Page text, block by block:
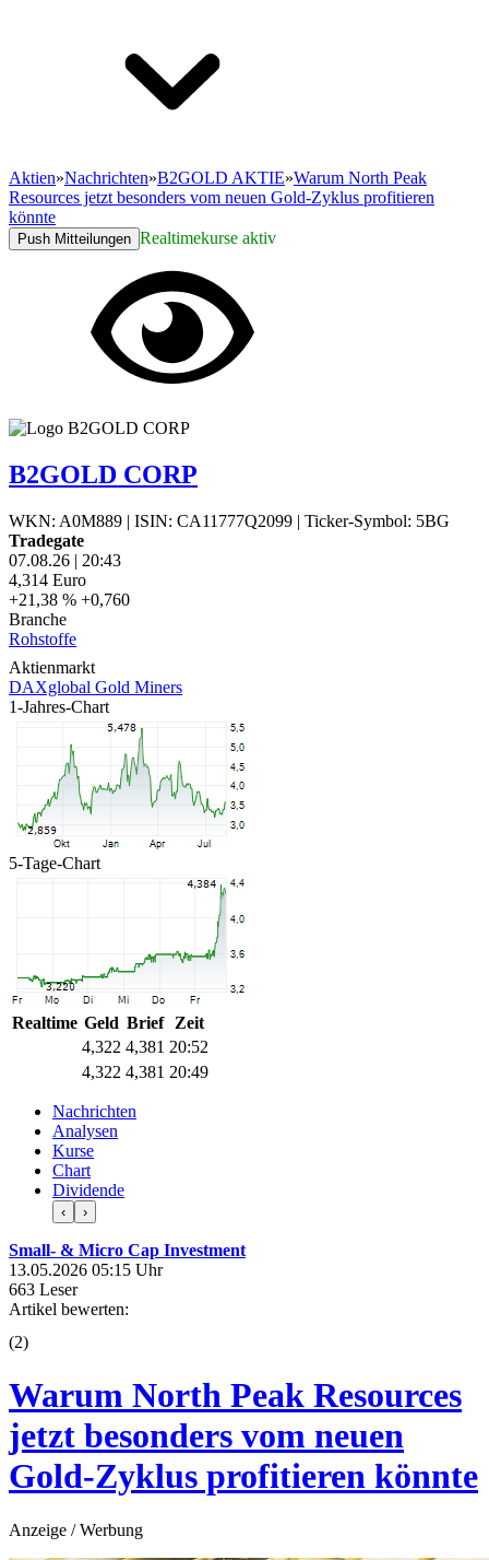
Aktien»Nachrichten»B2GOLD AKTIE»Warum North Peak
Resources jetzt besonders vom neuen Gold-Zyklus profitieren
könnte
Push Mitteilungen Realtimekurse aktiv
B2GOLD CORP
WKN: A0M889 | ISIN: CA11777Q2099 | Ticker-Symbol: 5BG
Tradegate
07.08.26 | 20:43
4,314 Euro
+21,38 % +0,760
Branche
Rohstoffe
Aktienmarkt
DAXglobal Gold Miners
1-Jahres-Chart
5-Tage-Chart
Realtime Geld Brief
Zeit
4,322 4,381 20:52
4,322 4,381 20:49
Nachrichten
Analysen
Kurse
Chart
Dividende
‹ ›
Small- & Micro Cap Investment
13.05.2026 05:15 Uhr
663 Leser
Artikel bewerten:
(2)
Warum North Peak Resources
jetzt besonders vom neuen
Gold-Zyklus profitieren könnte
Anzeige / Werbung